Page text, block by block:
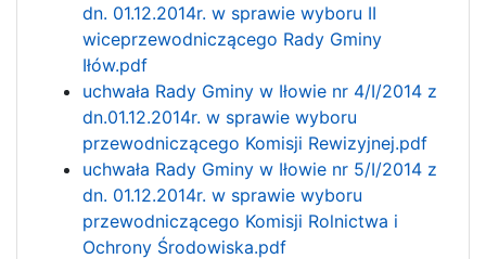
dn. 01.12.2014r. w sprawie wyboru II
wiceprzewodniczącego Rady Gminy
Iłów.pdf
uchwała Rady Gminy w Iłowie nr 4/I/2014 z
dn.01.12.2014r. w sprawie wyboru
przewodniczącego Komisji Rewizyjnej.pdf
uchwała Rady Gminy w Iłowie nr 5/I/2014 z
dn. 01.12.2014r. w sprawie wyboru
przewodniczącego Komisji Rolnictwa i
Ochrony Środowiska.pdf